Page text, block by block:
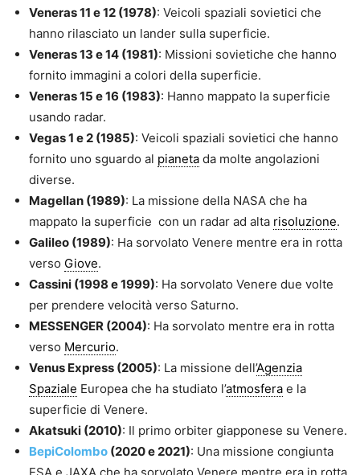
Veneras 11 e 12 (1978): Veicoli spaziali sovietici che
hanno rilasciato un lander sulla superficie.
Veneras 13 e 14 (1981): Missioni sovietiche che hanno
fornito immagini a colori della superficie.
Veneras 15 e 16 (1983): Hanno mappato la superficie
usando radar.
Vegas 1 e 2 (1985): Veicoli spaziali sovietici che hanno
fornito uno sguardo al pianeta da molte angolazioni
diverse.
Magellan (1989): La missione della NASA che ha
mappato la superficie con un radar ad alta risoluzione.
Galileo (1989): Ha sorvolato Venere mentre era in rotta
verso Giove.
Cassini (1998 e 1999): Ha sorvolato Venere due volte
per prendere velocità verso Saturno.
MESSENGER (2004): Ha sorvolato mentre era in rotta
verso Mercurio.
Venus Express (2005): La missione dell’Agenzia
Spaziale Europea che ha studiato l’atmosfera e la
superficie di Venere.
Akatsuki (2010): Il primo orbiter giapponese su Venere.
BepiColombo (2020 e 2021): Una missione congiunta